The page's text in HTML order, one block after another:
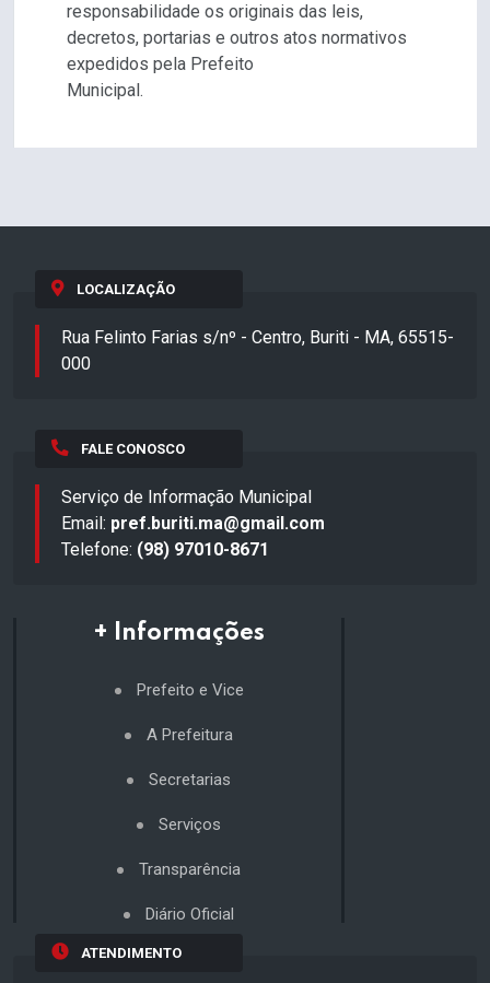
responsabilidade os originais das leis,
decretos, portarias e outros atos normativos
expedidos pela Prefeito
Municipal.
LOCALIZAÇÃO
Rua Felinto Farias s/nº - Centro, Buriti - MA, 65515-
000
FALE CONOSCO
Serviço de Informação Municipal
Email: pref.buriti.ma@gmail.com
Telefone: (98) 97010-8671
+ Informações
Prefeito e Vice
A Prefeitura
Secretarias
Serviços
Transparência
Diário Oficial
ATENDIMENTO